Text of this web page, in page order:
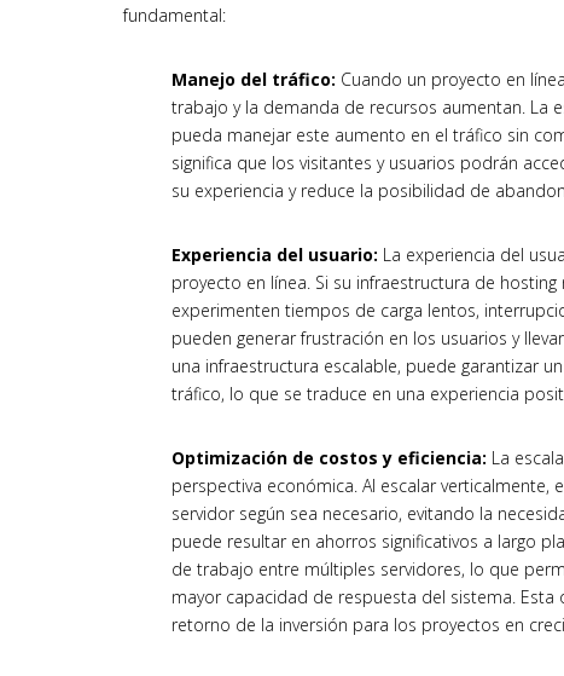
fundamental:
Manejo del tráfico: Cuando un proyecto en
trabajo y la demanda de recursos aumentan. La
pueda manejar este aumento en el tráfico sin
significa que los visitantes y usuarios podrán
su experiencia y reduce la posibilidad de
Experiencia del usuario: La experiencia del
proyecto en línea. Si su infraestructura de
experimenten tiempos de carga lentos,
pueden generar frustración en los usuarios y
una infraestructura escalable, puede garantizar
tráfico, lo que se traduce en una experiencia
Optimización de costos y eficiencia: La
perspectiva económica. Al escalar
servidor según sea necesario, evitando la
puede resultar en ahorros significativos a largo
de trabajo entre múltiples servidores, lo que
mayor capacidad de respuesta del sistema.
retorno de la inversión para los proyectos en